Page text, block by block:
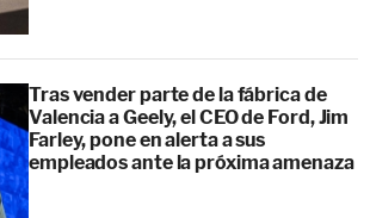
Tras vender parte de la fábrica de
Valencia a Geely, el CEO de Ford, Jim
Farley, pone en alerta a sus
empleados ante la próxima amenaza